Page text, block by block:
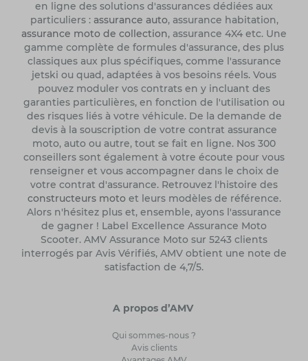
en ligne des solutions d'assurances dédiées aux
particuliers : assurance auto, assurance habitation,
assurance moto de collection, assurance 4X4 etc. Une
gamme complète de formules d'assurance, des plus
classiques aux plus spécifiques, comme l'assurance
jetski ou quad, adaptées à vos besoins réels. Vous
pouvez moduler vos contrats en y incluant des
garanties particulières, en fonction de l'utilisation ou
des risques liés à votre véhicule. De la demande de
devis à la souscription de votre contrat assurance
moto, auto ou autre, tout se fait en ligne. Nos 300
conseillers sont également à votre écoute pour vous
renseigner et vous accompagner dans le choix de
votre contrat d'assurance. Retrouvez l'histoire des
constructeurs motoet leurs modèles de référence.
Alors n'hésitez plus et, ensemble, ayons l'assurance
de gagner ! Label Excellence Assurance Moto
Scooter. AMV Assurance Moto sur 5243 clients
interrogés par Avis Vérifiés, AMV obtient une note de
satisfaction de 4,7/5.
A propos d’AMV
Qui sommes-nous ?
Avis clients